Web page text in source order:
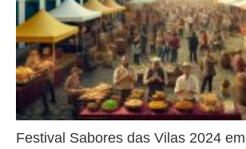
Festival Sabores das Vilas 2024